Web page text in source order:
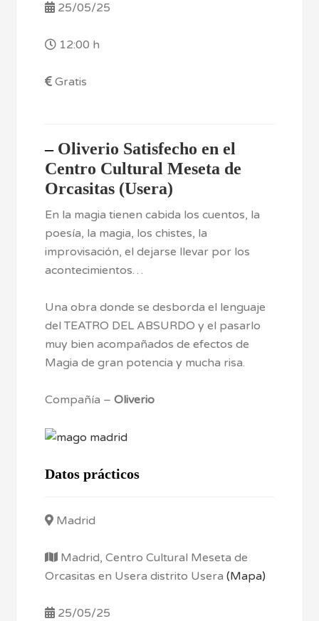
25/05/25
12:00 h
Gratis
– Oliverio Satisfecho en el
Centro Cultural Meseta de
Orcasitas (Usera)
En la magia tienen cabida los cuentos, la
poesía, la magia, los chistes, la
improvisación, el dejarse llevar por los
acontecimientos…
Una obra donde se desborda el lenguaje
del TEATRO DEL ABSURDO y el pasarlo
muy bien acompañados de efectos de
Magia de gran potencia y mucha risa.
Compañía –Oliverio
Datos prácticos
Madrid
Madrid, Centro Cultural Meseta de
Orcasitas en Usera distrito Usera(Mapa)
25/05/25